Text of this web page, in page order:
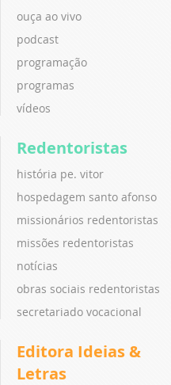
ouça ao vivo
podcast
programação
programas
vídeos
Redentoristas
história pe. vitor
hospedagem santo afonso
missionários redentoristas
missões redentoristas
notícias
obras sociais redentoristas
secretariado vocacional
Editora Ideias &
Letras